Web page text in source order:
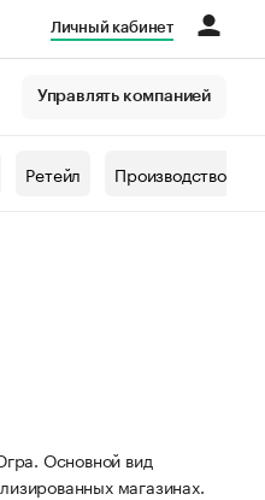
Личный кабинет
Управлять компанией
Ретейл Производство
Основной вид
магазинах.